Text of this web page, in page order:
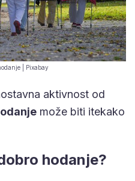
| Pixabay
aktivnost od
može biti itekako
hodanje?